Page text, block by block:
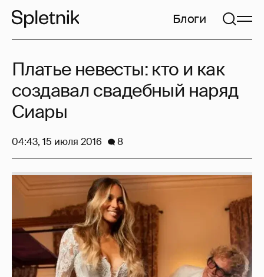
Блоги
Платье невесты: кто и как
создавал свадебный наряд
Сиары
04:43, 15 июля 2016 8